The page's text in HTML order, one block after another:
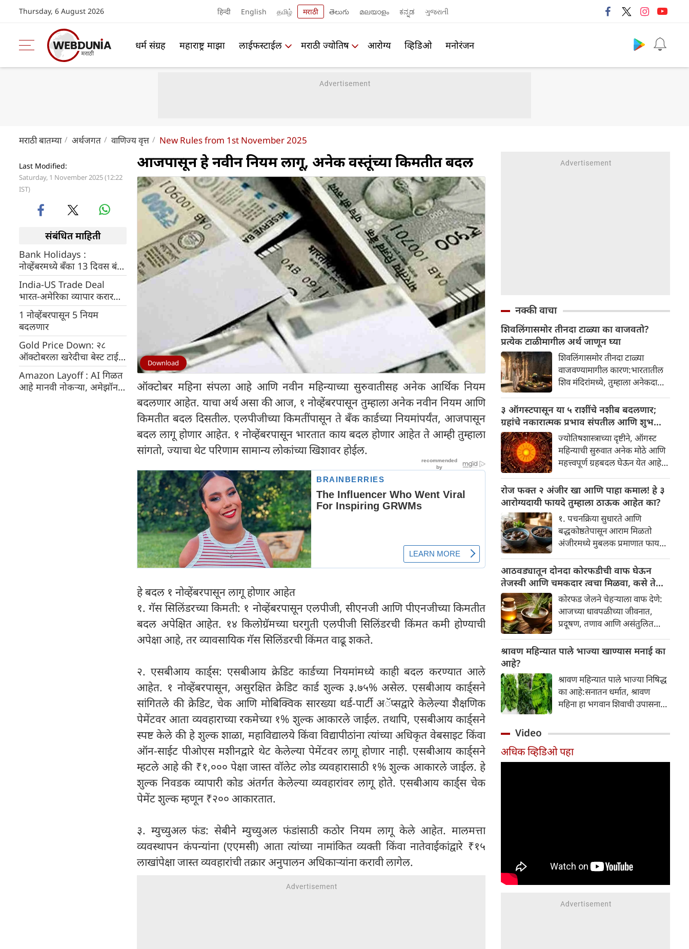
Thursday, 6 August 2026 हिन्दी English தமிழ் मराठी తెలుగు മലയാളം ಕನ್ನಡ ગુજરાતી
धर्म संग्रह महाराष्ट्र माझा लाईफस्टाईल मराठी ज्योतिष आरोग्य व्हिडिओ मनोरंजन
मराठी बातम्या अर्थजगत वाणिज्य वृत्त New Rules from 1st November 2025
Last Modified:
Saturday, 1 November 2025 (12:22
IST)
संबंधित माहिती
Bank Holidays :
नोव्हेंबरमध्ये बँका 13 दिवस बंद
राहतील, सुट्ट्यांची यादी पहा
India-US Trade Deal
भारत-अमेरिका व्यापार करार
लवकरच, ट्रम्प यांचे संकेत
1 नोव्हेंबरपासून 5 नियम
बदलणार
Gold Price Down: २८
ऑक्टोबरला खरेदीचा बेस्ट टाईम
काय? MCX अपडेट!
Amazon Layoff : AI गिळत
आहे मानवी नोकऱ्या, अमेझॉन
आजपासून हे नवीन नियम लागू, अनेक वस्तूंच्या किमतीत बदल
Download
ऑक्टोबर महिना संपला आहे आणि नवीन महिन्याच्या सुरुवातीसह अनेक आर्थिक नियम
बदलणार आहेत. याचा अर्थ असा की आज, १ नोव्हेंबरपासून तुम्हाला अनेक नवीन नियम आणि
किमतीत बदल दिसतील. एलपीजीच्या किमतींपासून ते बँक कार्डच्या नियमांपर्यंत, आजपासून
बदल लागू होणार आहेत. १ नोव्हेंबरपासून भारतात काय बदल होणार आहेत ते आम्ही तुम्हाला
सांगतो, ज्याचा थेट परिणाम सामान्य लोकांच्या खिशावर होईल.
हे बदल १ नोव्हेंबरपासून लागू होणार आहेत
१. गॅस सिलिंडरच्या किमती: १ नोव्हेंबरपासून एलपीजी, सीएनजी आणि पीएनजीच्या किमतीत
बदल अपेक्षित आहेत. १४ किलोग्रॅमच्या घरगुती एलपीजी सिलिंडरची किंमत कमी होण्याची
अपेक्षा आहे, तर व्यावसायिक गॅस सिलिंडरची किंमत वाढू शकते.
२. एसबीआय कार्ड्स: एसबीआय क्रेडिट कार्डच्या नियमांमध्ये काही बदल करण्यात आले
आहेत. १ नोव्हेंबरपासून, असुरक्षित क्रेडिट कार्ड शुल्क ३.७५% असेल. एसबीआय कार्ड्सने
सांगितले की क्रेडिट, चेक आणि मोबिक्विक सारख्या थर्ड-पार्टी अॅप्सद्वारे केलेल्या शैक्षणिक
पेमेंटवर आता व्यवहाराच्या रकमेच्या १% शुल्क आकारले जाईल. तथापि, एसबीआय कार्ड्सने
स्पष्ट केले की हे शुल्क शाळा, महाविद्यालये किंवा विद्यापीठांना त्यांच्या अधिकृत वेबसाइट किंवा
ऑन-साईट पीओएस मशीनद्वारे थेट केलेल्या पेमेंटवर लागू होणार नाही. एसबीआय कार्ड्सने
म्हटले आहे की ₹१,००० पेक्षा जास्त वॉलेट लोड व्यवहारासाठी १% शुल्क आकारले जाईल. हे
शुल्क निवडक व्यापारी कोड अंतर्गत केलेल्या व्यवहारांवर लागू होते. एसबीआय कार्ड्स चेक
पेमेंट शुल्क म्हणून ₹२०० आकारतात.
३. म्युच्युअल फंड: सेबीने म्युच्युअल फंडांसाठी कठोर नियम लागू केले आहेत. मालमत्ता
व्यवस्थापन कंपन्यांना (एएमसी) आता त्यांच्या नामांकित व्यक्ती किंवा नातेवाईकांद्वारे ₹१५
लाखांपेक्षा जास्त व्यवहारांची तक्रार अनुपालन अधिकाऱ्यांना करावी लागेल.
नक्की वाचा
शिवलिंगासमोर तीनदा टाळ्या का वाजवतो?
प्रत्येक टाळीमागील अर्थ जाणून घ्या
शिवलिंगासमोर तीनदा टाळ्या
वाजवण्यामागील कारण:भारतातील
शिव मंदिरांमध्ये, तुम्हाला अनेकदा
वाजवताना दिसतील. ही एक सामान्य
प्रथा आहे, पण तुम्ही कधी विचार
केला आहे का की यामागे काय रहस्य
आहे आणि प्रत्येक टाळीचा अर्थ काय
आहे? हा केवळ एक विधी नाही, तर
यामागे खोलवर रुजलेल्या पौराणिक
श्रद्धा, आध्यात्मिक अर्थ आणि काही
वैज्ञानिक तर्कदेखील आहेत. चला, या
अनोख्या परंपरेमागील अर्थ
सविस्तरपणे समजून घेऊया.
३ ऑगस्टपासून या ५ राशींचे नशीब बदलणार;
ग्रहांचे नकारात्मक प्रभाव संपतील आणि शुभ
दिवसांची सुरुवात होईलज्योतिषशास्त्राच्या दृष्टीने, ऑगस्ट
महिन्याची सुरुवात अनेक मोठे आणि
महत्त्वपूर्ण ग्रहबदल घेऊन येत आहे.
हालचाल अनेक राशींच्या जीवनात
सकारात्मक बदल घडवून आणणार
आहे. विशेषतः ३ ऑगस्ट रोजी एक
अत्यंत दुर्मिळ आणि फलदायी
ग्रहस्थिती (संयोग) तयार होत आहे.
या दिवशी तयार होणारे शुभ योग,
ग्रहांची स्थिती आणि या गोचरमुळे
ज्यांचे नशीब उजळणार आहे अशा
भाग्यवान राशींबद्दल आपण जाणून
घेऊया!
रोज फक्त २ अंजीर खा आणि पाहा कमाल! हे ३
आरोग्यदायी फायदे तुम्हाला ठाऊक आहेत का?
१. पचनक्रिया सुधारते आणि
बद्धकोष्ठतेपासून आराम मिळतो
अंजीरमध्ये मुबलक प्रमाणात फायबर
बद्धकोष्ठता, गॅस किंवा अपचनाचा
त्रास होत असेल, तर अंजीर
तुमच्यासाठी वरदान ठरू शकते. हे
आतड्यांची स्वच्छता ठेवण्यास मदत
करते. पचनसंस्था मजबूत करून पोट
साफ होण्यास मदत करते.
आठवड्यातून दोनदा कोरफडीची वाफ घेऊन
तेजस्वी आणि चमकदार त्वचा मिळवा, कसे ते
जाणून घ्या
कोरफड जेलने चेहऱ्याला वाफ देणे:
आजच्या धावपळीच्या जीवनात,
प्रदूषण, तणाव आणि असंतुलित
नकारात्मक परिणाम होऊ शकतो.
होते, ज्यामुळे निस्तेजपणा, मुरुमे
आणि ब्लॅकहेड्स यांसारख्या समस्या
निर्माण होतात.
श्रावण महिन्यात पाले भाज्या खाण्यास मनाई का
आहे?
श्रावण महिन्यात पाले भाज्या निषिद्ध
का आहे:सनातन धर्मात, श्रावण
महिना हा भगवान शिवाची उपासना
दानधर्म आणि सात्विक जीवनशैलीचे
पालन करतात.
Video
अधिक व्हिडिओ पहा